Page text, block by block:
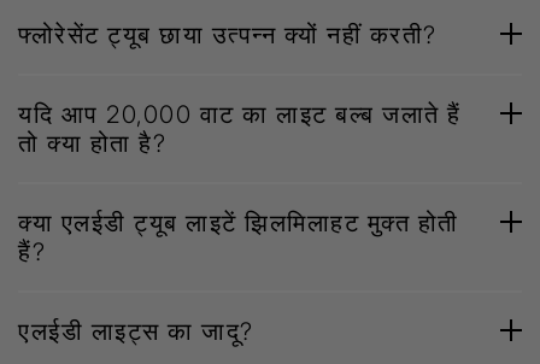
फ्लोरेसेंट ट्यूब छाया उत्‍पन्‍न क्यों नहीं करती?
यदि आप 20,000 वाट का लाइट बल्ब जलाते हैं
तो क्या होता है?
क्या एलईडी ट्यूब लाइटें झिलमिलाहट मुक्त होती
हैं?
एलईडी लाइट्स का जादू?